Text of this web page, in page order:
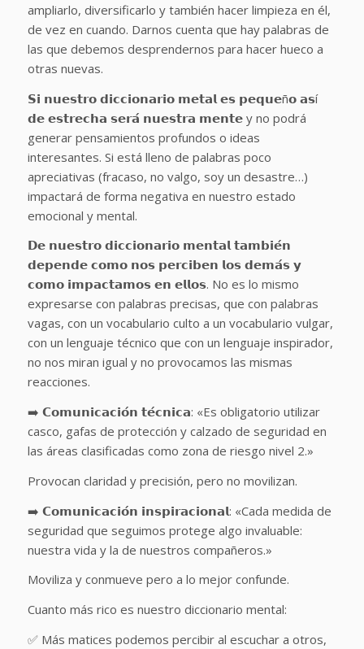
ampliarlo, diversificarlo y también hacer limpieza en él,
de vez en cuando. Darnos cuenta que hay palabras de
las que debemos desprendernos para hacer hueco a
otras nuevas.
𝗦𝗶 𝗻𝘂𝗲𝘀𝘁𝗿𝗼 𝗱𝗶𝗰𝗰𝗶𝗼𝗻𝗮𝗿𝗶𝗼 𝗺𝗲𝘁𝗮𝗹 𝗲𝘀 𝗽𝗲𝗾𝘂𝗲ñ𝗼 𝗮𝘀í
𝗱𝗲 𝗲𝘀𝘁𝗿𝗲𝗰𝗵𝗮 𝘀𝗲𝗿𝗮́ 𝗻𝘂𝗲𝘀𝘁𝗿𝗮 𝗺𝗲𝗻𝘁𝗲 y no podrá
generar pensamientos profundos o ideas
interesantes. Si está lleno de palabras poco
apreciativas (fracaso, no valgo, soy un desastre…)
impactará de forma negativa en nuestro estado
emocional y mental.
𝗗𝗲 𝗻𝘂𝗲𝘀𝘁𝗿𝗼 𝗱𝗶𝗰𝗰𝗶𝗼𝗻𝗮𝗿𝗶𝗼 𝗺𝗲𝗻𝘁𝗮𝗹 𝘁𝗮𝗺𝗯𝗶𝗲́𝗻
𝗱𝗲𝗽𝗲𝗻𝗱𝗲 𝗰𝗼𝗺𝗼 𝗻𝗼𝘀 𝗽𝗲𝗿𝗰𝗶𝗯𝗲𝗻 𝗹𝗼𝘀 𝗱𝗲𝗺𝗮́𝘀 𝘆
𝗰𝗼𝗺𝗼 𝗶𝗺𝗽𝗮𝗰𝘁𝗮𝗺𝗼𝘀 𝗲𝗻 𝗲𝗹𝗹𝗼𝘀. No es lo mismo
expresarse con palabras precisas, que con palabras
vagas, con un vocabulario culto a un vocabulario vulgar,
con un lenguaje técnico que con un lenguaje inspirador,
no nos miran igual y no provocamos las mismas
reacciones.
➡️ 𝗖𝗼𝗺𝘂𝗻𝗶𝗰𝗮𝗰𝗶𝗼́𝗻 𝘁𝗲́𝗰𝗻𝗶𝗰𝗮: «Es obligatorio utilizar
casco, gafas de protección y calzado de seguridad en
las áreas clasificadas como zona de riesgo nivel 2.»
Provocan claridad y precisión, pero no movilizan.
➡️ 𝗖𝗼𝗺𝘂𝗻𝗶𝗰𝗮𝗰𝗶𝗼́𝗻 𝗶𝗻𝘀𝗽𝗶𝗿𝗮𝗰𝗶𝗼𝗻𝗮𝗹: «Cada medida de
seguridad que seguimos protege algo invaluable:
nuestra vida y la de nuestros compañeros.»
Moviliza y conmueve pero a lo mejor confunde.
Cuanto más rico es nuestro diccionario mental:
✅ Más matices podemos percibir al escuchar a otros,